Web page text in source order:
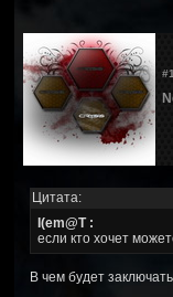
Цитата:
I(em@T :
если кто хочет
В чем будет